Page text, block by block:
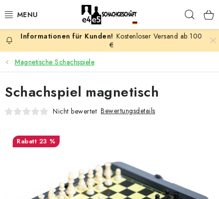
Inhalt
AKTION
SCHACHSPIELE
SCHACHFIGUREN
SCHACHBRETTER
SCHACHUHREN
SCHACH-ANTIQUITÄTENLADEN
Kostenloser Versand ab 100
€
Magnetische Schachspiele
Schachspiel magnetisch
Nicht bewertet Bewertungsdetails
23 %